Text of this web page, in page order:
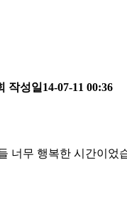
작성일 14-07-11 00:36
너무 행복한 시간이